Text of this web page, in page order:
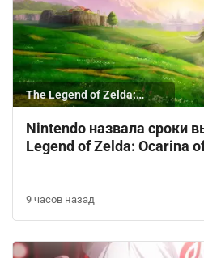
The Legend of Zelda:
Ocarina of Time
Nintendo назвала сроки
Legend of Zelda: Ocarina
9 часов назад